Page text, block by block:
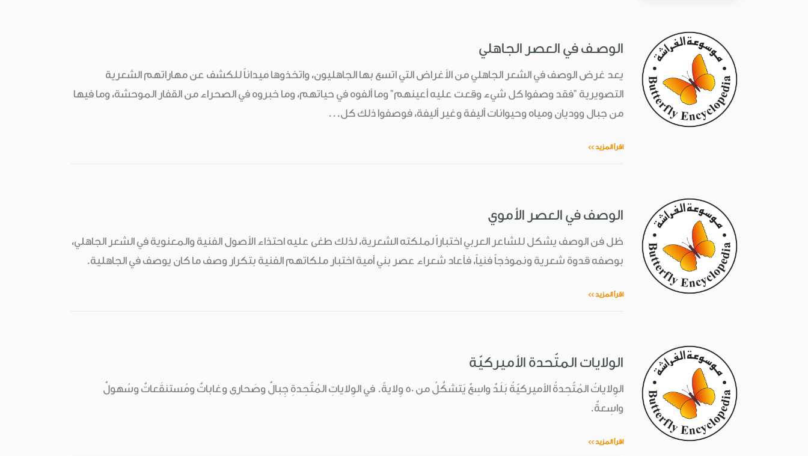
الوصـف في العصر الجاهلي
يعد غرض الوصف في الشعر الجاهلي من الأغراض التي اتسع بها الجاهليون، واتخذوها ميداناً للكشف عن مهاراتهم الشعرية
التصويرية "فقد وصفوا كل شيء وقعت عليه أعينهم" وما ألفوه في حياتهم، وما خبروه في الصحراء من القفار الموحشة، وما فيها
من جبال ووديان ومياه وحيوانات أليفة وغير أليفة، فوصفوا ذلك كل...
اقرأ المزيد >>
الوصف في العصر الأموي
ظل فن الوصف يشكل للشاعر العربي اختباراً لملكته الشعرية، لذلك طغى عليه احتذاء الأصول الفنية والمعنوية في الشعر الجاهلي،
بوصفه قدوة شعرية ونموذجاً فنياً، فأعاد شعراء عصر بني أمية اختبار ملكاتهم الفنية بتكرار وصف ما كان يوصف في الجاهلية.
اقرأ المزيد >>
الولايات المتّحدة الأميركيّة
الوِلاياتُ المُتّحِدةُ الأميركيّةُ بَلَدٌ واسِعٌ يَتشكَّلُ من 50 وِلايةً. في الوِلاياتِ المُتّحِدةِ جِبالٌ وصَحارى وغاباتٌ ومُستنقَعاتٌ وسُهولٌ
واسِعةٌ.
اقرأ المزيد >>